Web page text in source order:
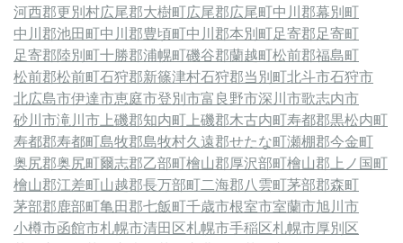
河西郡更別村広尾郡大樹町広尾郡広尾町中川郡幕別町
中川郡池田町中川郡豊頃町中川郡本別町足寄郡足寄町
足寄郡陸別町十勝郡浦幌町磯谷郡蘭越町松前郡福島町
松前郡松前町石狩郡新篠津村石狩郡当別町北斗市石狩市
北広島市伊達市恵庭市登別市富良野市深川市歌志内市
砂川市滝川市 上磯郡知内町 上磯郡木古内町寿都郡黒松内町
寿都郡寿都町島牧郡島牧村久遠郡せたな町瀬棚郡今金町
奥尻郡奥尻町爾志郡乙部町檜山郡厚沢部町檜山郡上ノ国町
檜山郡江差町山越郡長万部町二海郡八雲町茅部郡森町
茅部郡鹿部町亀田郡七飯町千歳市根室市室蘭市旭川市
小樽市函館市札幌市清田区札幌市手稲区札幌市厚別区